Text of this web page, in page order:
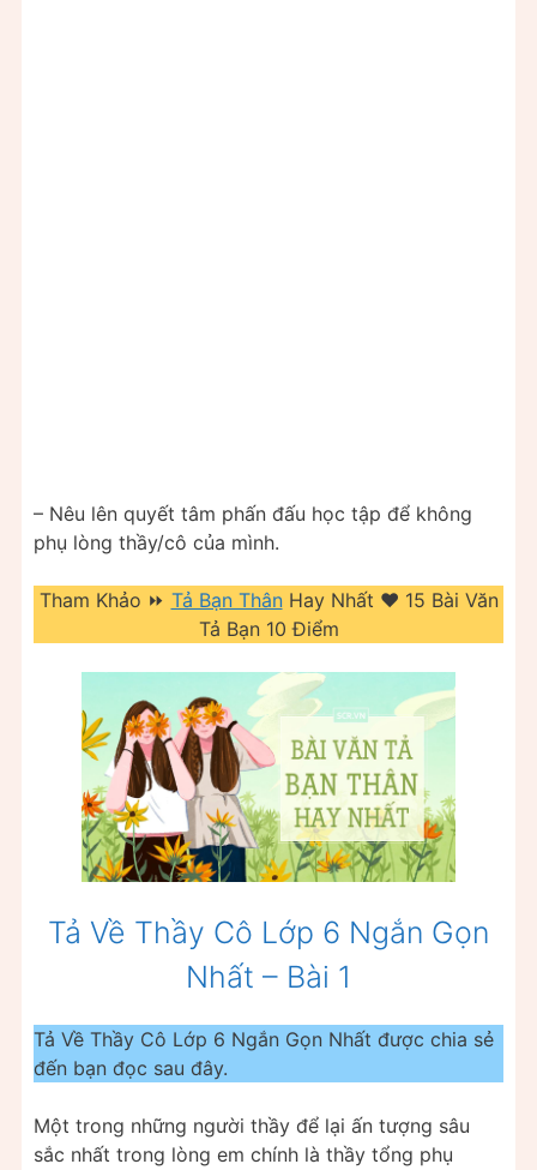
– Nêu lên quyết tâm phấn đấu học tập để không
phụ lòng thầy/cô của mình.
Tham Khảo ⏩ Tả Bạn ThânHay Nhất ❤️️ 15 Bài Văn
Tả Bạn 10 Điểm
Tả Về Thầy Cô Lớp 6 Ngắn Gọn
Nhất – Bài 1
Tả Về Thầy Cô Lớp 6 Ngắn Gọn Nhất được chia sẻ
đến bạn đọc sau đây.
Một trong những người thầy để lại ấn tượng sâu
sắc nhất trong lòng em chính là thầy tổng phụ